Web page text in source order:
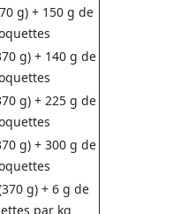
g) + 150 g de
g) + 140 g de
g) + 225 g de
g) + 300 g de
g) + 6 g de
par kg